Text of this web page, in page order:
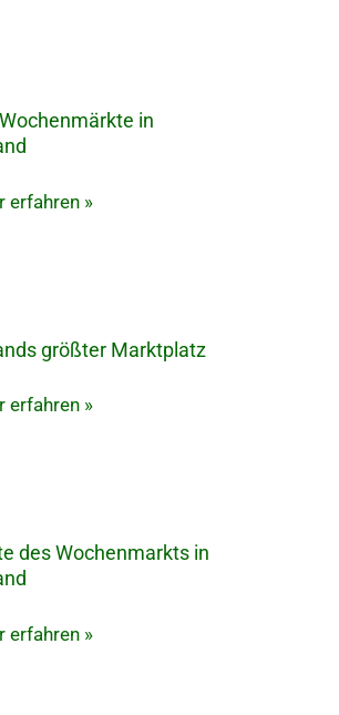
in
erfahren »
größter Marktplatz
erfahren »
des Wochenmarkts in
erfahren »